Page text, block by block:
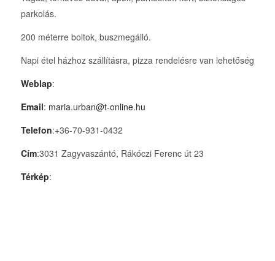
parkolás.
200 méterre boltok, buszmegálló.
Napi étel házhoz szállításra, pizza rendelésre van lehetőség
Weblap:
Email: maria.urban@t-online.hu
Telefon:+36-70-931-0432
Cím:3031 Zagyvaszántó, Rákóczi Ferenc út 23
Térkép: